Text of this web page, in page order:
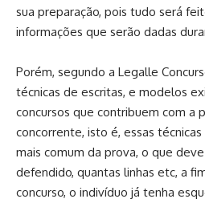
sua preparação, pois tudo será
informações que serão dadas
Porém, segundo a Legalle
técnicas de escritas, e modelos
concursos que contribuem com a
concorrente, isto é, essas
mais comum da prova, o que
defendido, quantas linhas etc, a
concurso, o indivíduo já tenha